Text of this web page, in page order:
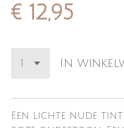
€ 12,95
In
Een lichte nude tint